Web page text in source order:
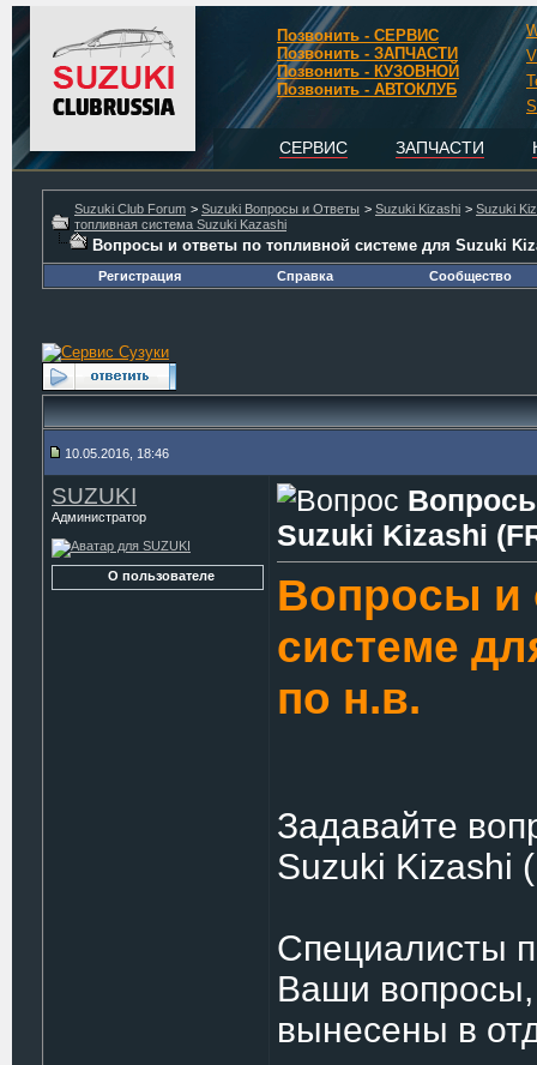
Позвонить - СЕРВИС
Позвонить - ЗАПЧАСТИ
Позвонить - КУЗОВНОЙ
Позвонить - АВТОКЛУБ
СЕРВИС ЗАПЧАСТИ
Suzuki Club Forum > Suzuki Вопросы и Ответы > Suzuki Kizashi > Suzuki
топливная система Suzuki Kazashi
Вопросы и ответы по топливной системе для Suzuki
Регистрация Справка Сообщество
10.05.2016, 18:46
SUZUKI
Администратор
О пользователе
Suzuki Kizashi
Вопросы и
системе
по н.в.
Задавайте
Suzuki Kizashi
Специалисты
Ваши
вынесены в